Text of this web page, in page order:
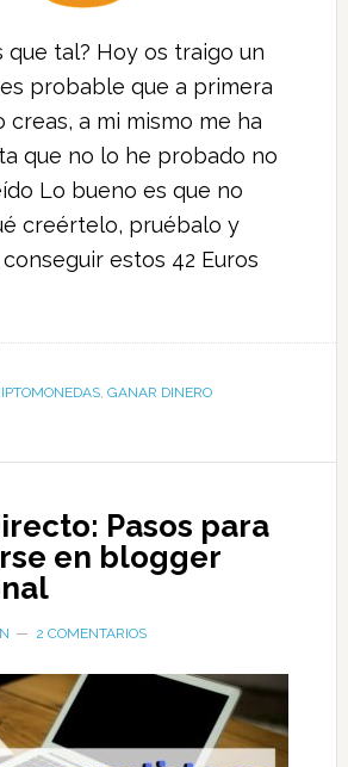
que tal? Hoy os traigo un
probable que a primera
creas, a mi mismo me ha
que no lo he probado no
Lo bueno es que no
creértelo, pruébalo y
estos 42 Euros
, GANAR DINERO
Pasos para
en blogger
2 COMENTARIOS